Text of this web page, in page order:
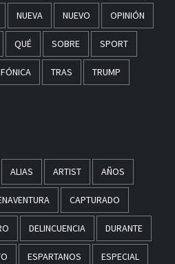
NUEVA NUEVO OPINIÓN
QUÉ SOBRE SPORT
TRAS TRUMP
ALIAS ARTIST AÑOS
CAPTURADO
DELINCUENCIA DURANTE
ESPARTANOS ESPECIAL